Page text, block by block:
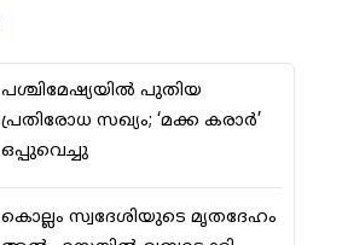
പശ്ചിമേഷ്യയില്‍ പുതിയ
പ്രതിരോധ സഖ്യം; ‘മക്ക കരാര്‍’
ഒപ്പുവെച്ചു
കൊല്ലം സ്വദേശിയുടെ മൃതദേഹം